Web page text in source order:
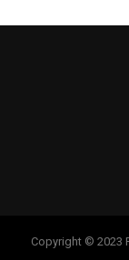
Copyright © 2023